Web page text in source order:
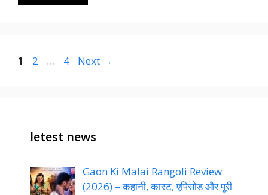
Page
1 Page
2 … Page
4 Next →
letest news
Gaon Ki Malai Rangoli Review
(2026) – कहानी, कास्ट, एपिसोड और पूरी